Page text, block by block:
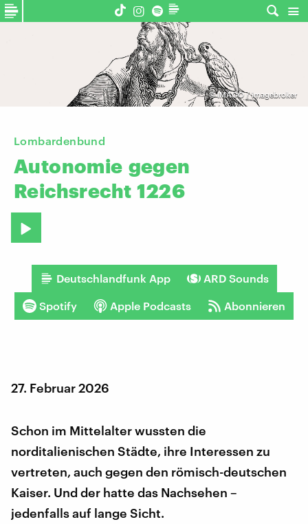
©IMAGO / imagebroker
Lombardenbund
Autonomie gegen
Reichsrecht 1226
Deutschlandfunk App ARD Sounds
Spotify Apple Podcasts Abonnieren
27. Februar 2026
Schon im Mittelalter wussten die
norditalienischen Städte, ihre Interessen zu
vertreten, auch gegen den römisch-deutschen
Kaiser. Und der hatte das Nachsehen –
jedenfalls auf lange Sicht.